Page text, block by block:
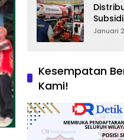
Publik:
Januari
Kesempatan
Kami!